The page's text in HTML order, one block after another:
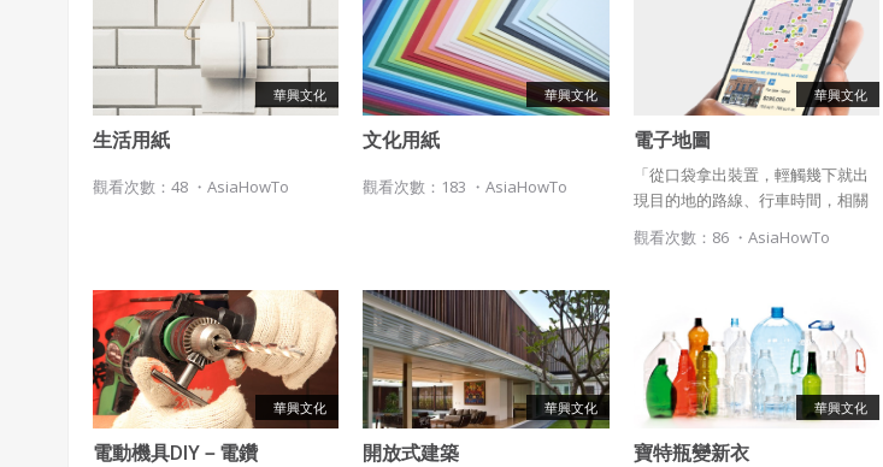
期被媒體忽視的桌上遊戲進入大眾
視野。 桌上遊戲的復興的另一個原
因，是因為它正在變得越來越好。
獨立設計師和出版商不斷創造出好
遊戲。這些遊戲有創意，玩法精
巧，工藝上也很出色，向玩家提供
了不輸於影音遊戲的體驗。
華興文化
生活用紙
觀看次數：48 ・ AsiaHowTo
華興文化
文化用紙
觀看次數：183 ・AsiaHowTo
華興文化
電子地圖
「從口袋拿出裝置，輕觸幾下就出
現目的地的路線、行車時間，相關
的資訊、圖片，也附註在目標旁
邊。」 10年前（2006，皇家夜總
端科技，現在只要拿出智慧手機打
開Google map，人人都有了007的
專屬待遇。 這麼方便的科技就是
「電子地圖」，我們來看看電子地
圖的運作方法。
觀看次數：86 ・ AsiaHowTo
華興文化
電動機具DIY－電鑽
華興文化
開放式建築
華興文化
寶特瓶變新衣
想起密碼了嗎？點擊 立
會員使用本系統之費用，由吉寶系統公司
統公司得不定期公告與調整費用。
四、會員授權
會員享有其創作之衍生著作的著作權，但
於該著作權存續期間內無償使用，包括再
本條約定不因本合約終止而失效。
會員聲明並保證會員於使用本系統時創作
會員享有所有權或經合法授權。
如會員違反前項約定致吉寶系統公司遭追
系統公司應立即通知會員，必要時本系統
協助相關程序並負擔吉寶系統公司因此所
用）、損害及損失。